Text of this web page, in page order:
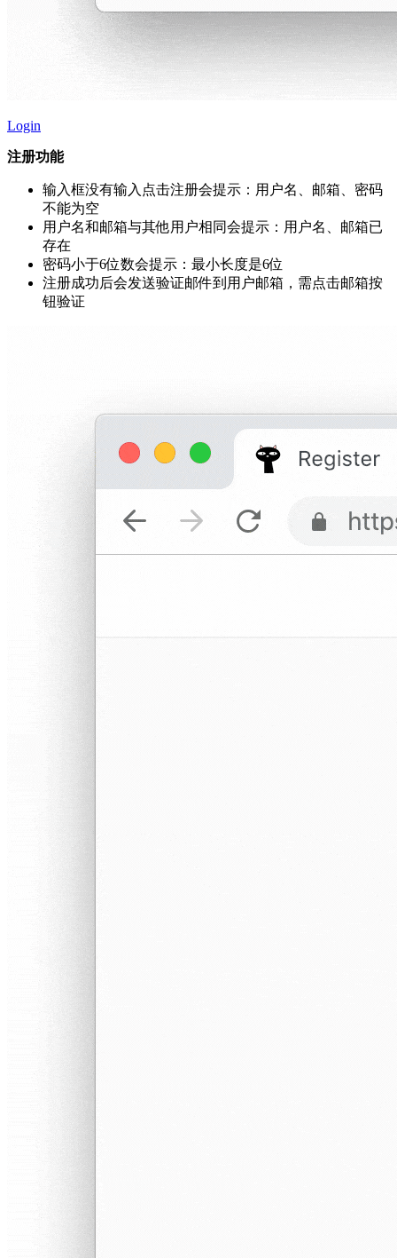
Login
注册功能
输入框没有输入点击注册会提示：用户名、邮箱、密码
不能为空
用户名和邮箱与其他用户相同会提示：用户名、邮箱已
存在
密码小于6位数会提示：最小长度是6位
注册成功后会发送验证邮件到用户邮箱，需点击邮箱按
钮验证